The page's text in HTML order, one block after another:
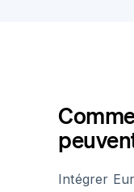
Intégrer